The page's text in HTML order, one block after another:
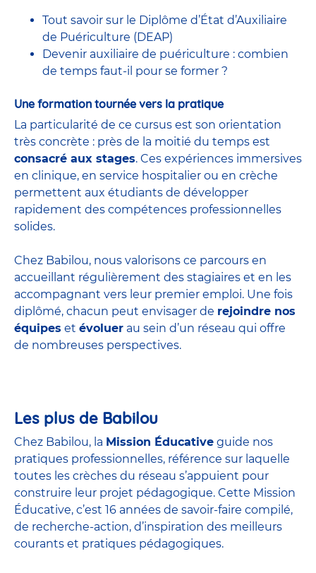
Tout savoir sur le Diplôme d’État d’Auxiliaire
de Puériculture (DEAP)
Devenir auxiliaire de puériculture : combien
de temps faut-il pour se former ?
Une formation tournée vers la pratique
La particularité de ce cursus est son orientation
très concrète : près de la moitié du temps est
consacré aux stages. Ces expériences immersives
en clinique, en service hospitalier ou en crèche
permettent aux étudiants de développer
rapidement des compétences professionnelles
solides.
Chez Babilou, nous valorisons ce parcours en
accueillant régulièrement des stagiaires et en les
accompagnant vers leur premier emploi. Une fois
diplômé, chacun peut envisager de rejoindre nos
équipes et évoluer au sein d’un réseau qui offre
de nombreuses perspectives.
Les plus de Babilou
Chez Babilou, la Mission Éducative guide nos
pratiques professionnelles, référence sur laquelle
toutes les crèches du réseau s’appuient pour
construire leur projet pédagogique. Cette Mission
Éducative, c’est 16 années de savoir-faire compilé,
de recherche-action, d’inspiration des meilleurs
courants et pratiques pédagogiques.